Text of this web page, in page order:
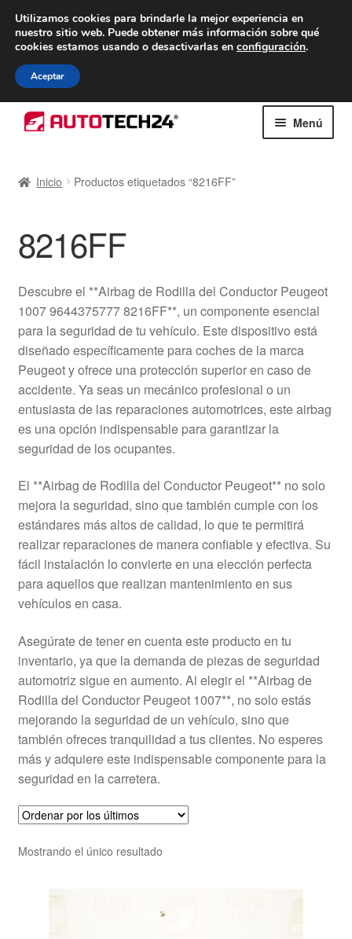
ENTREGA desde 7 EUR
De lunes a viernes de 9 a. m. a 4 p. m.
navegación
al
Menú
Carro
Contacto
Envío al mundo entero
Mi cuenta
Pagos
Política de privacidad
Procedimiento de Reclamación
Queja
Sobre nosotros
Transporte
Inicio Productos etiquetados “8216FF”
8216FF
Descubre el **Airbag de Rodilla del Conductor Peugeot
1007 9644375777 8216FF**, un componente esencial
para la seguridad de tu vehículo. Este dispositivo está
diseñado específicamente para coches de la marca
Peugeot y ofrece una protección superior en caso de
accidente. Ya seas un mecánico profesional o un
entusiasta de las reparaciones automotrices, este airbag
es una opción indispensable para garantizar la
seguridad de los ocupantes.
El **Airbag de Rodilla del Conductor Peugeot** no solo
mejora la seguridad, sino que también cumple con los
estándares más altos de calidad, lo que te permitirá
realizar reparaciones de manera confiable y efectiva. Su
fácil instalación lo convierte en una elección perfecta
para aquellos que realizan mantenimiento en sus
vehículos en casa.
Asegúrate de tener en cuenta este producto en tu
inventario, ya que la demanda de piezas de seguridad
automotriz sigue en aumento. Al elegir el **Airbag de
Rodilla del Conductor Peugeot 1007**, no solo estás
mejorando la seguridad de un vehículo, sino que
también ofreces tranquilidad a tus clientes. No esperes
más y adquiere este indispensable componente para la
seguridad en la carretera.
Mostrando el único resultado
Utilizamos cookies para brindarle la mejor experiencia en
nuestro sitio web. Puede obtener más información sobre qué
cookies estamos usando o desactivarlas en configuración.
Aceptar